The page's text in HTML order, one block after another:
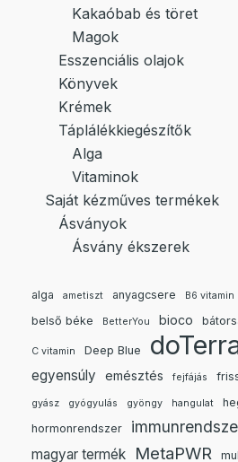
Kakaóbab és töret
Magok
Esszenciális olajok
Könyvek
Krémek
Táplálékkiegészítők
Alga
Vitaminok
Saját kézműves termékek
Ásványok
Ásvány ékszerek
alga ametiszt anyagcsere B6 vitamin
belső béke
BetterYou bioco
C vitamin Deep Blue
egyensúly emésztés fejfájás
gyász gyógyulás gyöngy hangulat
hormonrendszer
magyar termék MetaPWR